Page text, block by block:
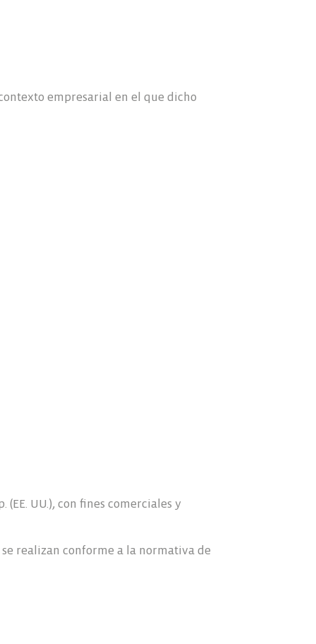
empresarial en el que dicho
UU.), con fines comerciales y
realizan conforme a la normativa de